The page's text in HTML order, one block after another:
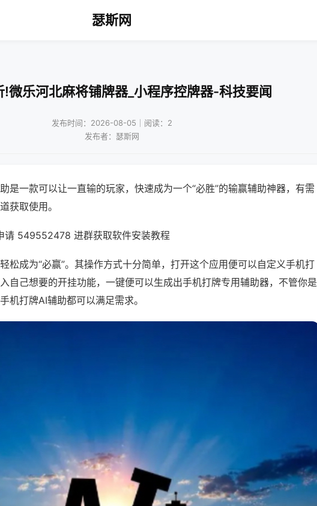
瑟斯网
!微乐河北麻将铺牌器_小程序控牌器-科技要闻
发布时间：2026-08-05｜阅读：2
发布者：瑟斯网
是一款可以让一直输的玩家，快速成为一个“必胜”的输赢辅助神器，有需
获取使用。
请 549552478 进群获取软件安装教程
松成为“必赢”。其操作方式十分简单，打开这个应用便可以自定义手机打
自己想要的开挂功能，一键便可以生成出手机打牌专用辅助器，不管你是
机打牌AI辅助都可以满足需求。